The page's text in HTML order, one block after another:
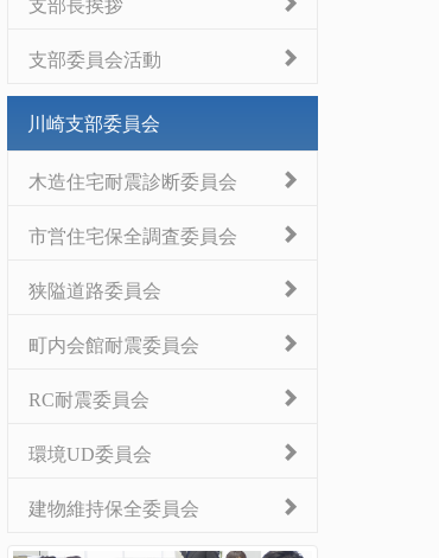
支部委員会活動
川崎支部委員会
木造住宅耐震診断委員会
市営住宅保全調査委員会
狭隘道路委員会
町内会館耐震委員会
RC耐震委員会
環境UD委員会
建物維持保全委員会